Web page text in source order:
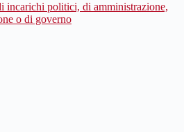
incarichi politici, di amministrazione,
o di governo